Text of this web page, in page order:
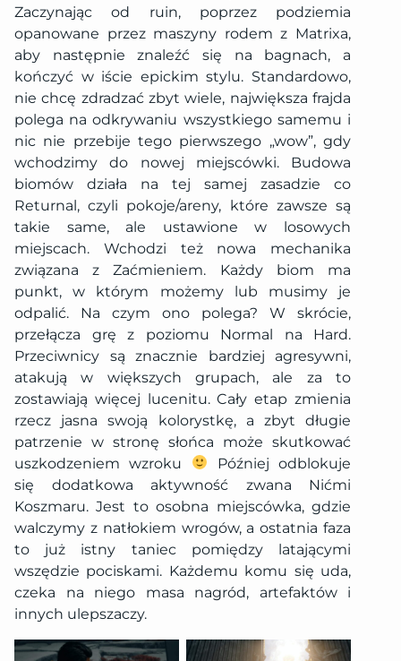
Zaczynając od ruin, poprzez podziemia
opanowane przez maszyny rodem z Matrixa,
aby następnie znaleźć się na bagnach, a
kończyć w iście epickim stylu. Standardowo,
nie chcę zdradzać zbyt wiele, największa frajda
polega na odkrywaniu wszystkiego samemu i
nic nie przebije tego pierwszego „wow”, gdy
wchodzimy do nowej miejscówki. Budowa
biomów działa na tej samej zasadzie co
Returnal, czyli pokoje/areny, które zawsze są
takie same, ale ustawione w losowych
miejscach. Wchodzi też nowa mechanika
związana z Zaćmieniem. Każdy biom ma
punkt, w którym możemy lub musimy je
odpalić. Na czym ono polega? W skrócie,
przełącza grę z poziomu Normal na Hard.
Przeciwnicy są znacznie bardziej agresywni,
atakują w większych grupach, ale za to
zostawiają więcej lucenitu. Cały etap zmienia
rzecz jasna swoją kolorystkę, a zbyt długie
patrzenie w stronę słońca może skutkować
uszkodzeniem wzroku
Później odblokuje
się dodatkowa aktywność zwana Nićmi
Koszmaru. Jest to osobna miejscówka, gdzie
walczymy z natłokiem wrogów, a ostatnia faza
to już istny taniec pomiędzy latającymi
wszędzie pociskami. Każdemu komu się uda,
czeka na niego masa nagród, artefaktów i
innych ulepszaczy.